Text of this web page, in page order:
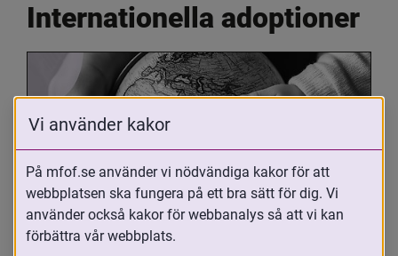
Internationella adoptioner
Oavsett om du är adopterad,
adoptivförälder eller arbetar med
Vi använder kakor
På mfof.se använder vi nödvändiga kakor för att
webbplatsen ska fungera på ett bra sätt för dig. Vi
använder också kakor för webbanalys så att vi kan
förbättra vår webbplats.